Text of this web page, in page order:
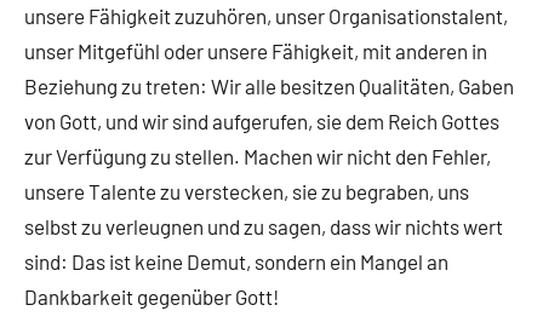
unsere Fähigkeit zuzuhören, unser Organisationstalent,
unser Mitgefühl oder unsere Fähigkeit, mit anderen in
Beziehung zu treten: Wir alle besitzen Qualitäten, Gaben
von Gott, und wir sind aufgerufen, sie dem Reich Gottes
zur Verfügung zu stellen. Machen wir nicht den Fehler,
unsere Talente zu verstecken, sie zu begraben, uns
selbst zu verleugnen und zu sagen, dass wir nichts wert
sind: Das ist keine Demut, sondern ein Mangel an
Dankbarkeit gegenüber Gott!